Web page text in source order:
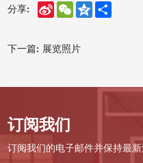
分享:
Sina
Weibo
WeChatQzone
下一篇: 展览照片
订阅我们
订阅我们的电子邮件并保持最